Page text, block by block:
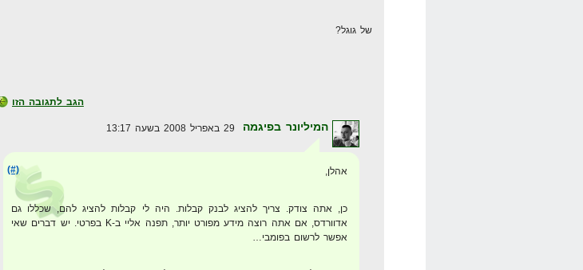
של גוגל?
הגב לתגובה הזו
המיליונר בפיגמה
(#) אהלן,
כן, אתה צודק. צריך להציג לבנק קבלות. היה לי קבלות להציג להם, שכללו גם
אדוורדס, אם אתה רוצה מידע מפורט יותר, תפנה אליי ב-K בפרטי. יש דברים שאי
אפשר לרשום בפומבי…